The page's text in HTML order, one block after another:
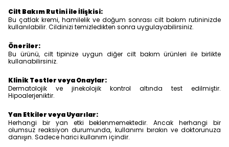
Cilt Bakım Rutini ile İlişkisi:
Bu çatlak kremi, hamilelik ve doğum sonrası cilt bakım rutininizde
kullanılabilir. Cildinizi temizledikten sonra uygulayabilirsiniz.
Öneriler:
Bu ürünü, cilt tipinize uygun diğer cilt bakım ürünleri ile birlikte
kullanabilirsiniz.
Klinik Testler veya Onaylar:
Dermatolojik ve jinekolojik kontrol altında test edilmiştir.
Hipoalerjeniktir.
Yan Etkiler veya Uyarılar:
Herhangi bir yan etki beklenmemektedir. Ancak herhangi bir
olumsuz reaksiyon durumunda, kullanımı bırakın ve doktorunuza
danışın. Sadece harici kullanım içindir.